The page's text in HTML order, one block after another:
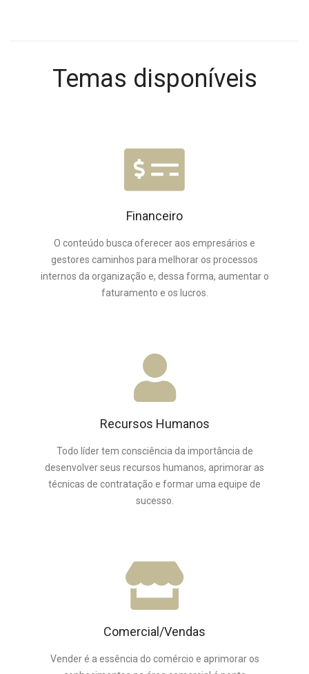
Temas disponíveis
Financeiro
O conteúdo busca oferecer aos empresários e
gestores caminhos para melhorar os processos
internos da organização e, dessa forma, aumentar o
faturamento e os lucros.
Recursos Humanos
Todo líder tem consciência da importância de
desenvolver seus recursos humanos, aprimorar as
técnicas de contratação e formar uma equipe de
sucesso.
Comercial/Vendas
Vender é a essência do comércio e aprimorar os